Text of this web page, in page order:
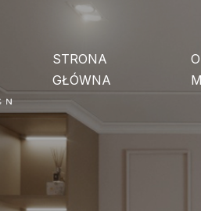
STRONA
GŁÓWNA
O